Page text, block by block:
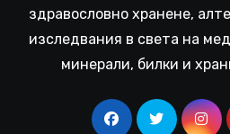
здравословно хранене,
изследвания в света на
минерали, билки и